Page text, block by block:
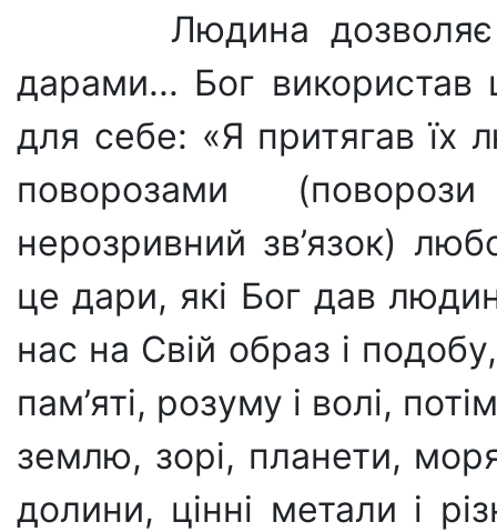
Людина дозволяє
дарами... Бог
для себе: «Я притягав їх
поворозами
нерозривний зв’язок)
це дари, які Бог дав
нас на Свій образ і
пам’яті, розуму і волі,
землю, зорі, планети,
долини, цінні метали і